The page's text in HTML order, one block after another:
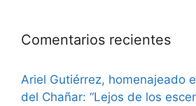
Comentarios recientes
Ariel Gutiérrez, homenajeado
del Chañar: “Lejos de los